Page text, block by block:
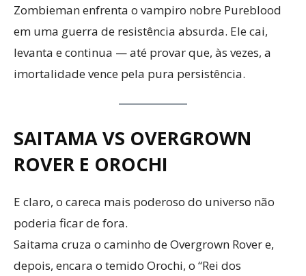
Zombieman enfrenta o vampiro nobre Pureblood
em uma guerra de resistência absurda. Ele cai,
levanta e continua — até provar que, às vezes, a
imortalidade vence pela pura persistência.
SAITAMA VS OVERGROWN
ROVER E OROCHI
E claro, o careca mais poderoso do universo não
poderia ficar de fora.
Saitama cruza o caminho de Overgrown Rover e,
depois, encara o temido Orochi, o “Rei dos